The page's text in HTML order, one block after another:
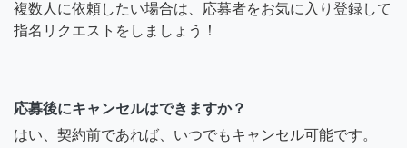
複数人に依頼したい場合は、応募者をお気に入り登録して
指名リクエストをしましょう！
応募後にキャンセルはできますか？
はい、契約前であれば、いつでもキャンセル可能です。